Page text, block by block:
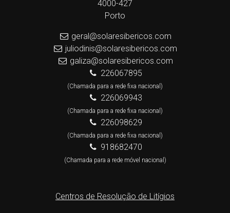
4000-427
Porto
geral@solaresibericos.com
juliodinis@solaresibericos.com
galiza@solaresibericos.com
226067895
(Chamada para a rede fixa nacional)
226069943
(Chamada para a rede fixa nacional)
226098629
(Chamada para a rede fixa nacional)
918682470
(Chamada para a rede móvel nacional)
Centros de Resolução de Litígios